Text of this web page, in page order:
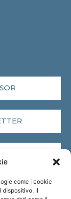
come i cookie
dispositivo. Il